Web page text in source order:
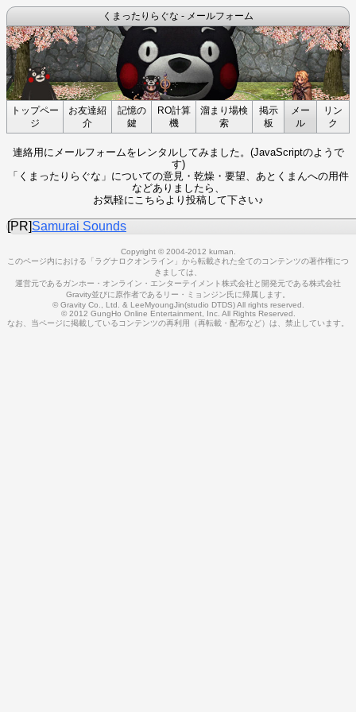
くまったりらぐな - メールフォーム
トップペー
ジ
お友達紹
介
記憶の
鍵
RO計算
機
溜まり場検
索
掲示
板
メー
ル
リン
ク
連絡用にメールフォームをレンタルしてみました。(JavaScriptのようで
す)
「くまったりらぐな」についての意見・乾燥・要望、あとくまんへの用件
などありましたら、
お気軽にこちらより投稿して下さい♪
[PR]Samurai Sounds
Copyright © 2004-2012 kuman.
このページ内における「ラグナロクオンライン」から転載された全てのコンテンツの著作権につ
きましては、
運営元であるガンホー・オンライン・エンターテイメント株式会社と開発元である株式会社
Gravity並びに原作者であるリー・ミョンジン氏に帰属します。
© Gravity Co., Ltd. & LeeMyoungJin(studio DTDS) All rights reserved.
© 2012 GungHo Online Entertainment, Inc. All Rights Reserved.
なお、当ページに掲載しているコンテンツの再利用（再転載・配布など）は、禁止しています。